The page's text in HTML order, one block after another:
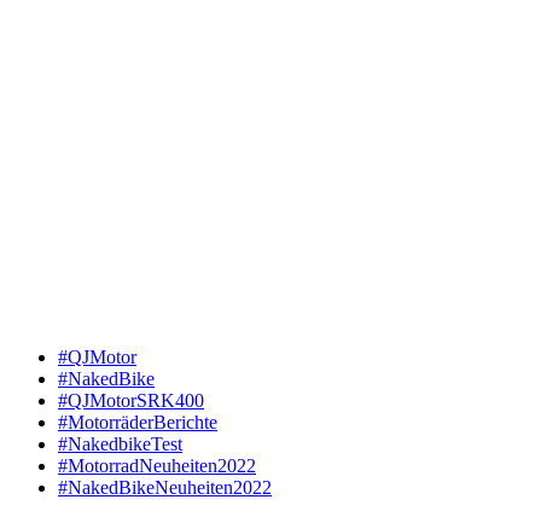
#QJMotor
#NakedBike
#QJMotorSRK400
#MotorräderBerichte
#NakedbikeTest
#MotorradNeuheiten2022
#NakedBikeNeuheiten2022